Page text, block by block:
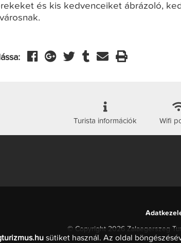
és kis kedvenceiket ábrázoló,
Turista információk Wifi
© Copyright 2026 Zalaegerszeg
sütiket használ. Az oldal